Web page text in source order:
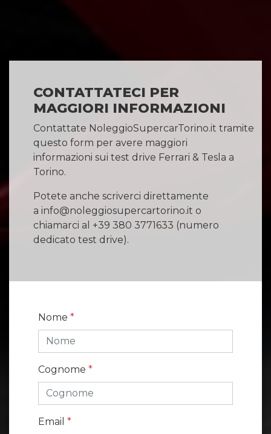
CONTATTATECI PER
MAGGIORI INFORMAZIONI
Contattate NoleggioSupercarTorino.it tramite
questo form per avere maggiori
informazioni sui test drive Ferrari & Tesla a
Torino.
Potete anche scriverci direttamente
a info@noleggiosupercartorino.it o
chiamarci al +39 380 3771633 (numero
dedicato test drive).
Nome *
Cognome *
Email *